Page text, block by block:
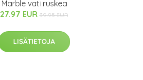
Marble vati ruskea
27.97 EUR 39.95 EUR
LISÄTIETOJA